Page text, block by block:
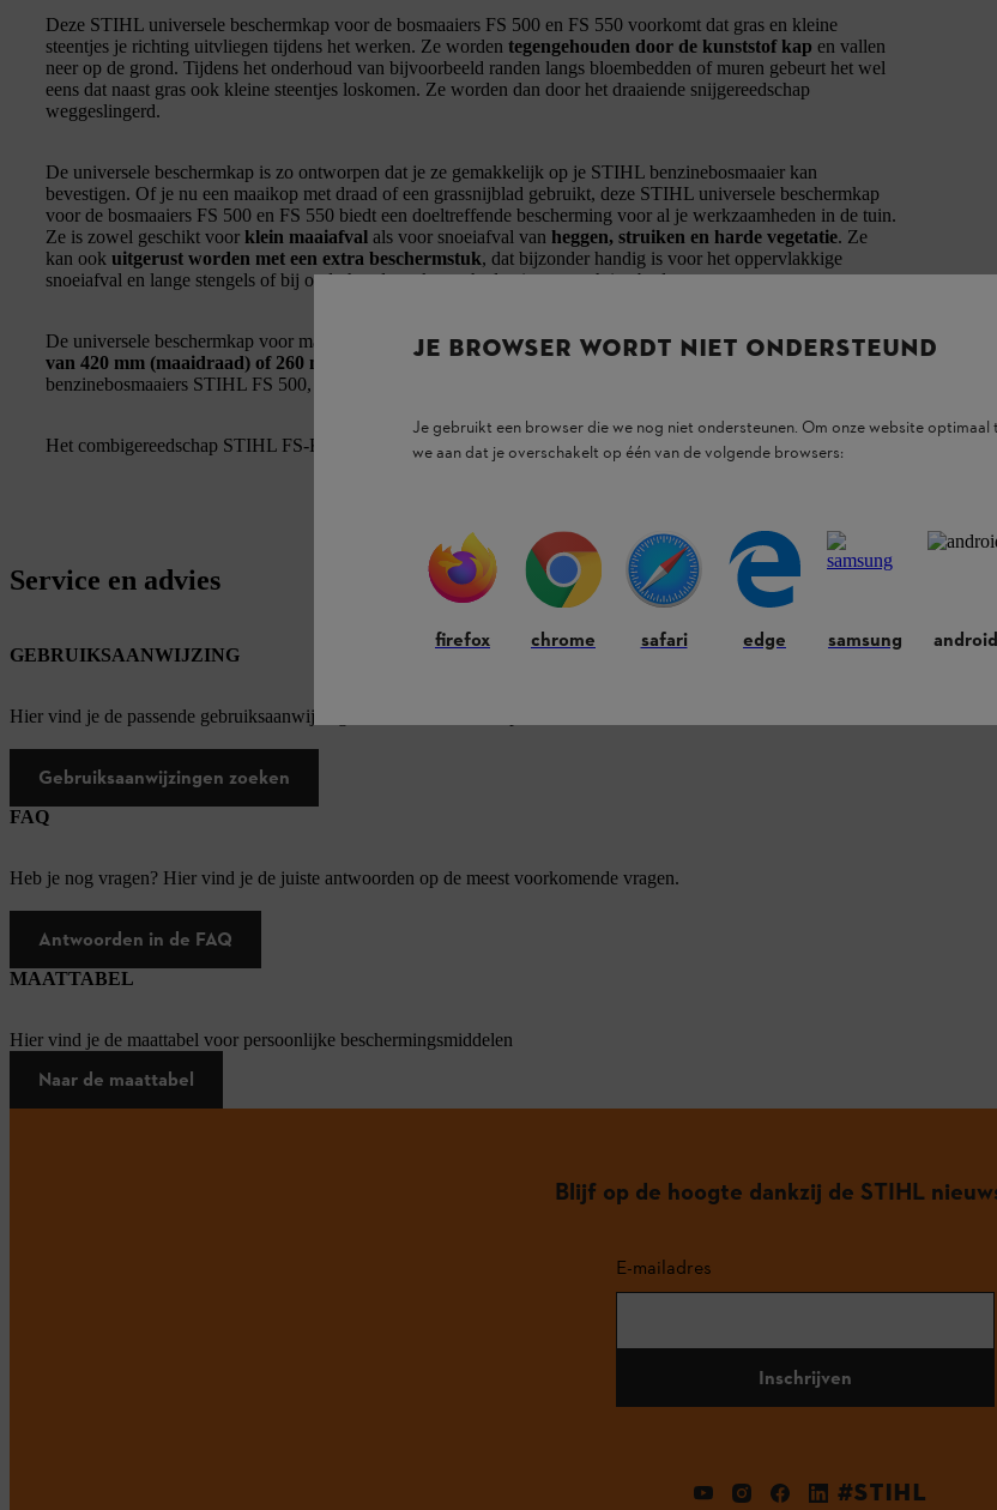
Deze STIHL universele beschermkap voor de bosmaaiers FS 500 en FS 550 voorkomt dat gras en kleine
steentjes je richting uitvliegen tijdens het werken. Ze worden tegengehouden door de kunststof kap en vallen
neer op de grond. Tijdens het onderhoud van bijvoorbeeld randen langs bloembedden of muren gebeurt het wel
eens dat naast gras ook kleine steentjes loskomen. Ze worden dan door het draaiende snijgereedschap
weggeslingerd.
De universele beschermkap is zo ontworpen dat je ze gemakkelijk op je STIHL benzinebosmaaier kan
bevestigen. Of je nu een maaikop met draad of een grassnijblad gebruikt, deze STIHL universele beschermkap
voor de bosmaaiers FS 500 en FS 550 biedt een doeltreffende bescherming voor al je werkzaamheden in de tuin.
Ze is zowel geschikt voor klein maaiafval als voor snoeiafval van heggen, struiken en harde vegetatie. Ze
kan ook uitgerust worden met een extra beschermstuk, dat bijzonder handig is voor het oppervlakkige
snoeiafval en lange stengels of bij onderhoudswerkzaamheden in steenachtige bodems.
De universele beschermkap voor maaikoppen en metalen snijgereedschap is geschikt voor eenmaaidiameter
van 420 mm (maaidraad) of 260 mm (metalen snijgereedschap)
benzinebosmaaiers STIHL FS 500, STIHL FS 550 en STIHL FS 550 L.
Het combigereedschap STIHL FS-KM is ook compatibel met deze universele beschermkap.
Service en advies
GEBRUIKSAANWIJZING
Hier vind je de passende gebruiksaanwijzingen voor onze STIHL producten.
Gebruiksaanwijzingen zoeken
FAQ
Heb je nog vragen? Hier vind je de juiste antwoorden op de meest voorkomende vragen.
Antwoorden in de FAQ
MAATTABEL
Hier vind je de maattabel voor persoonlijke beschermingsmiddelen
Naar de maattabel
Blijf op de hoogte dankzij de STIHL
E-mailadres
Inschrijven
#STIHL
JE BROWSER WORDT NIET ONDERSTEUND
Je gebruikt een browser die we nog niet ondersteunen. Om onze website optimaal
we aan dat je overschakelt op één van de volgende browsers:
firefox chrome safari edge samsung android